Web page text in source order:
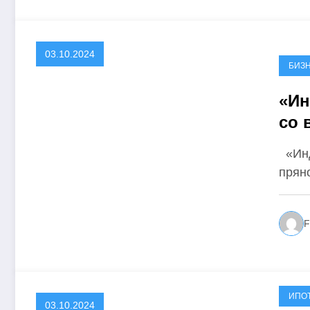
03.10.2024
со
03.10.2024